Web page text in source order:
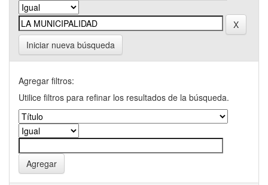
Iniciar nueva búsqueda
Agregar filtros:
Utilice filtros para refinar los resultados de la búsqueda.